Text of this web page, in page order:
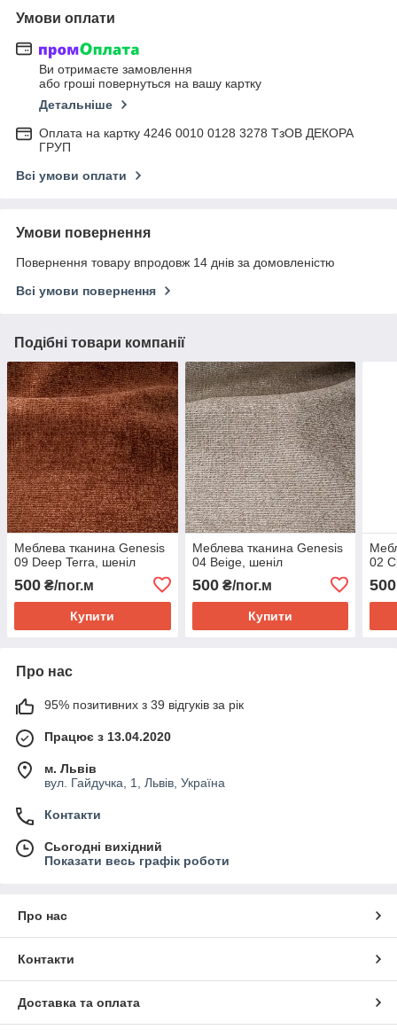
Умови оплати
Ви отримаєте замовлення
або гроші повернуться на вашу картку
Детальніше
Оплата на картку 4246 0010 0128 3278 ТзОВ ДЕКОРА
ГРУП
Всі умови оплати
Умови повернення
Повернення товару впродовж 14 днів за домовленістю
Всі умови повернення
Подібні товари компанії
Меблева тканина Genesis
09 Deep Terra, шеніл
500 ₴/пог.м
Купити
Меблева тканина Genesis
04 Beige, шеніл
500₴/пог.м
Купити
02
500
Про нас
95% позитивних з 39 відгуків за рік
Працює з 13.04.2020
м. Львів
вул. Гайдучка, 1, Львів, Україна
Контакти
Сьогодні вихідний
Показати весь графік роботи
Про нас
Контакти
Доставка та оплата